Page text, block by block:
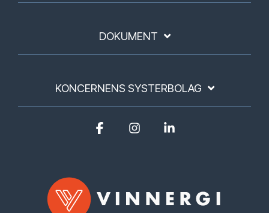
DOKUMENT
KONCERNENS SYSTERBOLAG
FacebookInstagram